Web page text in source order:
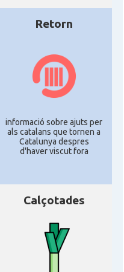
Retorn
informació sobre ajuts per
als catalans que tornen a
Catalunya despres
d'haver viscut fora
Calçotades